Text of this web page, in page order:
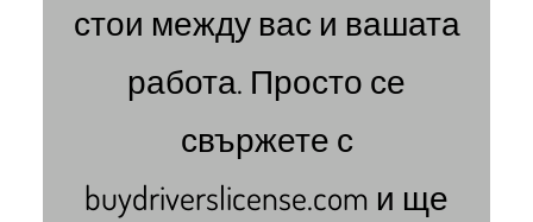
стои между вас и вашата
работа. Просто се
свържете с
buydriverslicense.com и ще